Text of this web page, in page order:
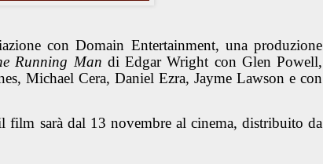
con Domain Entertainment, una produzione
Running Man di Edgar Wright con Glen Powell,
Michael Cera, Daniel Ezra, Jayme Lawson e con
film sarà dal 13 novembre al cinema, distribuito da